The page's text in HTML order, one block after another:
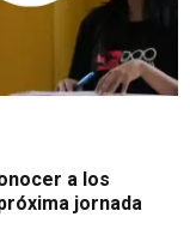
a los
jornada